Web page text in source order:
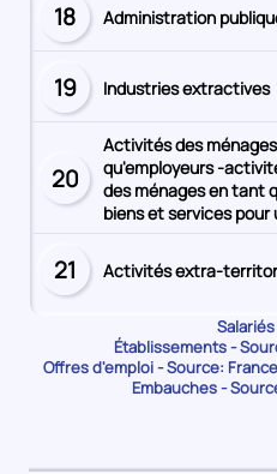
Secteur
numéro
18 Administration
Secteur
numéro
19 Industries extractives
Secteur
numéro
20
Activités des
qu'employeurs -
des ménages en tant
biens et services pour
Secteur
numéro
21 Activités extra-
Établissements -
Offres d'emploi - Source:
Embauches -